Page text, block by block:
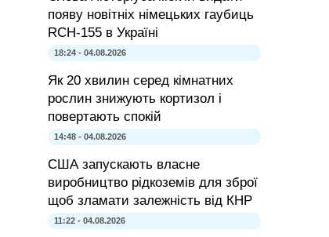
появу новітніх німецьких гаубиць
RCH-155 в Україні
18:24 - 04.08.2026
Як 20 хвилин серед кімнатних
рослин знижують кортизол і
повертають спокій
14:48 - 04.08.2026
США запускають власне
виробництво рідкоземів для зброї
щоб зламати залежність від КНР
11:22 - 04.08.2026